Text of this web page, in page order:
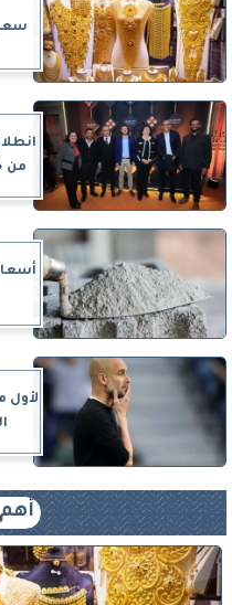
سعر
من
لأول
أهم